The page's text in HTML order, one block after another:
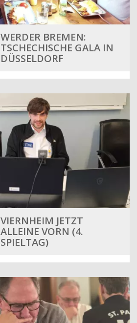
WERDER BREMEN:
TSCHECHISCHE GALA IN
DÜSSELDORF
VIERNHEIM JETZT
ALLEINE VORN (4.
SPIELTAG)